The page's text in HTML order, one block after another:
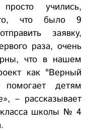
учились,
что было 9
заявку,
раза, очень
что в нашем
как "Верный
детям
– рассказывает
класса школы № 4